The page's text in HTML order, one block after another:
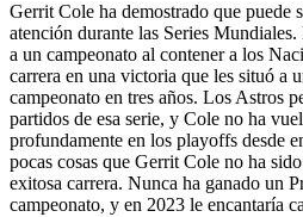
Gerrit Cole ha demostrado que puede
atención durante las Series
a un campeonato al contener a los
carrera en una victoria que les situó a
campeonato en tres años. Los Astros
partidos de esa serie, y Cole no ha
profundamente en los playoffs desde
pocas cosas que Gerrit Cole no ha
exitosa carrera. Nunca ha ganado un
campeonato, y en 2023 le encantaría